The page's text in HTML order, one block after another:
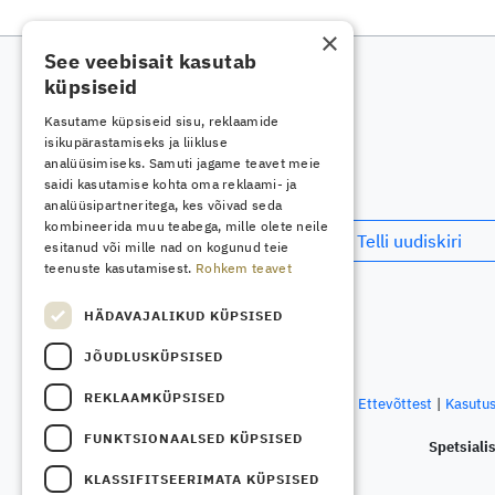
Telli uudiskiri
Ettevõttest
×
See veebisait kasutab
küpsiseid
Kasutame küpsiseid sisu, reklaamide
isikupärastamiseks ja liikluse
analüüsimiseks. Samuti jagame teavet meie
saidi kasutamise kohta oma reklaami- ja
analüüsipartneritega, kes võivad seda
kombineerida muu teabega, mille olete neile
esitanud või mille nad on kogunud teie
teenuste kasutamisest. Rohkem teavet
HÄDAVAJALIKUD KÜPSISED
JÕUDLUSKÜPSISED
REKLAAMKÜPSISED
FUNKTSIONAALSED KÜPSISED
KLASSIFITSEERIMATA KÜPSISED